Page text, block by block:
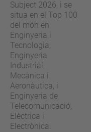
Subject 2026, i se
situa en el Top 100
del món en
Enginyeria i
Tecnologia,
Enginyeria
Industrial,
Mecànica i
Aeronàutica, i
Enginyeria de
Telecomunicació,
Elèctrica i
Electrònica.